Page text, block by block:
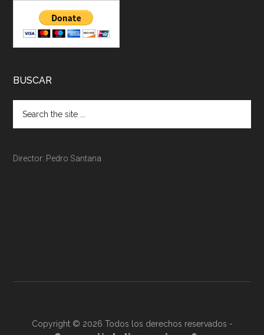
BUSCAR
Director: Pedro Santana
Copyright © 2026 Todos los derechos reservados -